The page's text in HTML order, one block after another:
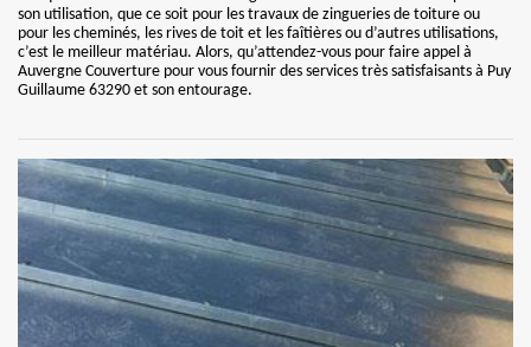
son utilisation, que ce soit pour les travaux de zingueries de toiture ou
pour les cheminés, les rives de toit et les faîtières ou d’autres utilisations,
c’est le meilleur matériau. Alors, qu’attendez-vous pour faire appel à
Auvergne Couverture pour vous fournir des services très satisfaisants à Puy
Guillaume 63290 et son entourage.